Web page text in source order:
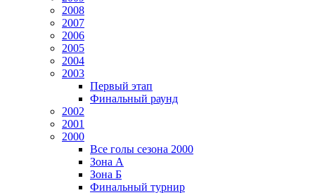
2008
2007
2006
2005
2004
2003
Первый этап
Финальный раунд
2002
2001
2000
Все голы сезона 2000
Зона А
Зона Б
Финальный турнир